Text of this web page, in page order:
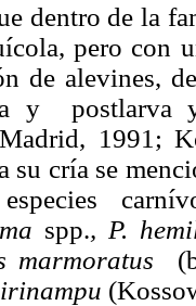
dentro de la
pero con
de alevines,
y
postlarva
1991;
su cría se
spp., P.
marmoratus